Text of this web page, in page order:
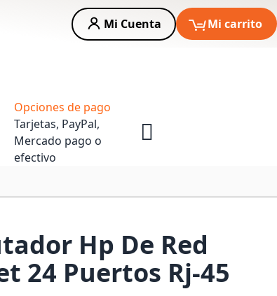
Mi Cuenta Mi carrito
Opciones de pago
Tarjetas, PayPal,
Mercado pago o
efectivo
Hp De Red
24 Puertos Rj-45